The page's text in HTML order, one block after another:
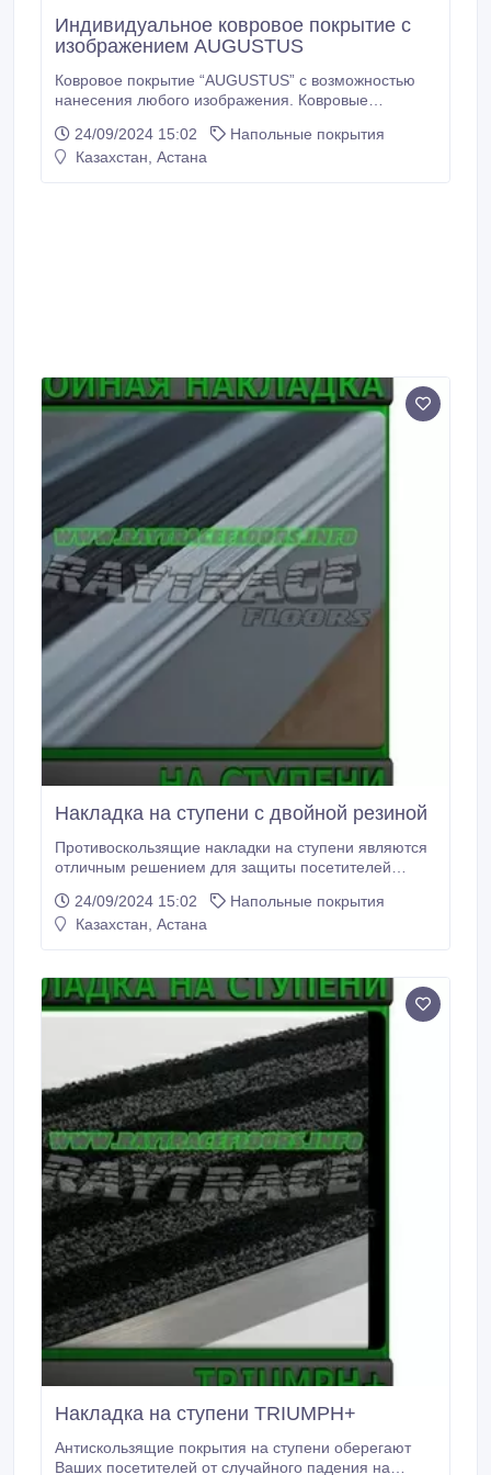
Индивидуальное ковровое покрытие с
изображением AUGUSTUS
Ковровое покрытие “AUGUSTUS” с возможностью
нанесения любого изображения. Ковровые
покрытия прокрашиваются на всю высоту ворса, что
позволяет сделать износостойкое не стираемое
24/09/2024 15:02
Напольные покрытия
Казахстан, Астана
Накладка на ступени с двойной резиной
Противоскользящие накладки на ступени являются
отличным решением для защиты посетителей
и различных травм на скользких ступеньках
входного крыльца из мрамора, гранита или кафеля.
вставками.
24/09/2024 15:02
Напольные покрытия
Казахстан, Астана
Накладка на ступени TRIUMPH+
Антискользящие покрытия на ступени оберегают
Ваших посетителей от случайного падения на